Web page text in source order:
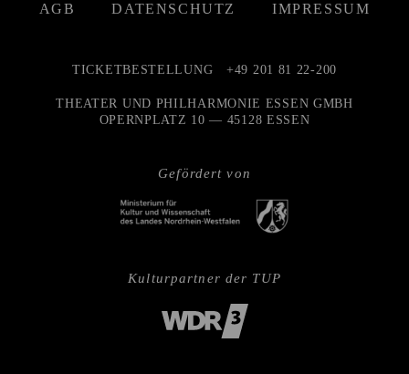
AGB DATENSCHUTZ IMPRESSUM
Gefördert von
TICKETBESTELLUNG +49 201 81 22-200
THEATER UND PHILHARMONIE ESSEN GMBH
OPERNPLATZ 10 — 45128 ESSEN
Kulturpartner der TUP